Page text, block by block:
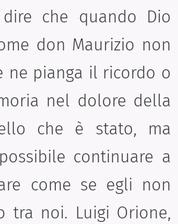
che quando Dio
don Maurizio non
ne pianga il ricordo o
nel dolore della
che è stato, ma
continuare a
come se egli non
tra noi. Luigi Orione,